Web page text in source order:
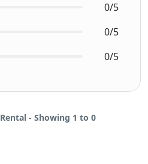
0/5
0/5
0/5
- Showing 1 to 0